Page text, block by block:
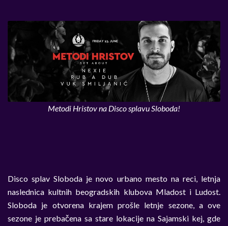
Metodi Hristov na Disco splavu Sloboda!
Disco splav Sloboda je novo urbano mesto na reci, letnja
naslednica kultnih beogradskih klubova Mladost i Ludost.
Sloboda je otvorena krajem prošle letnje sezone, a ove
sezone je prebačena sa stare lokacije na Sajamski kej, gde